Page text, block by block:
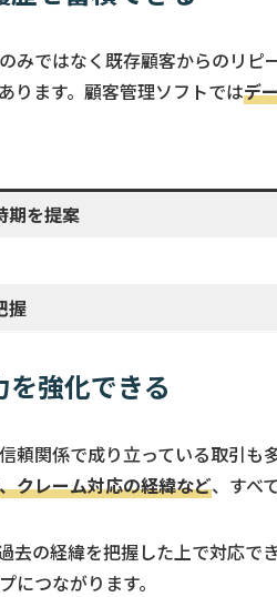
みではなく既存顧客からのリ
ります。顧客管理ソフトではデ
期を提案
握
を強化できる
頼関係で成り立っている取引も
クレーム対応の経緯など、すべ
去の経緯を把握した上で対応で
につながります。